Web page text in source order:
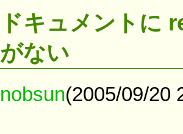
ドキュメントに
がない
nobsun(2005/09/20